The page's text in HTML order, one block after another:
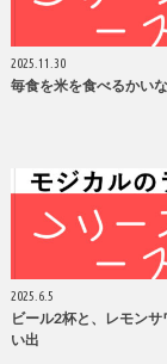
2025.11.30
毎食を米を食べるかい
2025.6.5
ビール2杯と、レモンサ
い出